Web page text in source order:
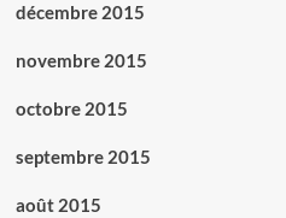
décembre 2015
novembre 2015
octobre 2015
septembre 2015
août 2015